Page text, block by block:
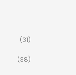
(31)
(38)